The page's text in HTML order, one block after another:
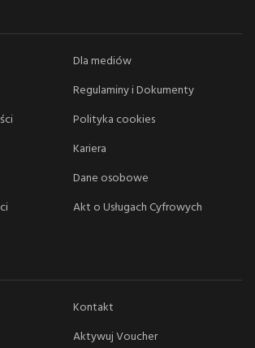
Dla mediów
Regulaminy i Dokumenty
Polityka cookies
Kariera
Dane osobowe
Akt o Usługach Cyfrowych
Kontakt
Aktywuj Voucher